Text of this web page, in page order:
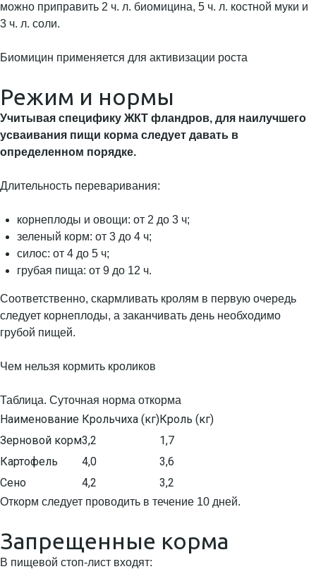
можно приправить 2 ч. л. биомицина, 5 ч. л. костной муки и
3 ч. л. соли.
Биомицин применяется для активизации роста
Режим и нормы
Учитывая специфику ЖКТ фландров, для наилучшего
усваивания пищи корма следует давать в
определенном порядке.
Длительность переваривания:
корнеплоды и овощи: от 2 до 3 ч;
зеленый корм: от 3 до 4 ч;
силос: от 4 до 5 ч;
грубая пища: от 9 до 12 ч.
Соответственно, скармливать кролям в первую очередь
следует корнеплоды, а заканчивать день необходимо
грубой пищей.
Чем нельзя кормить кроликов
Таблица. Суточная норма откорма
Наименование Крольчиха (кг)Кроль (кг)
Зерновой корм3,2
1,7
Картофель
4,0
3,6
Сено
4,2 3,2
Откорм следует проводить в течение 10 дней.
Запрещенные корма
В пищевой стоп-лист входят: